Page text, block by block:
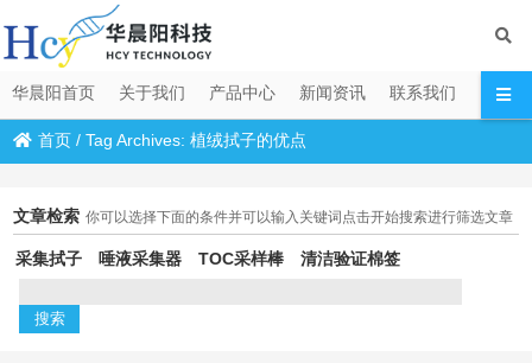
华晨阳首页 关于我们 产品中心 新闻资讯 联系我们
首页 /Tag Archives: 植绒拭子的优点
文章检索 你可以选择下面的条件并可以输入关键词点击开始搜索进行筛选文章
采集拭子 唾液采集器 TOC采样棒 清洁验证棉签